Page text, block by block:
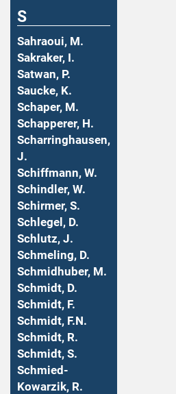
S
Sahraoui, M.
Sakraker, I.
Satwan, P.
Saucke, K.
Schaper, M.
Schapperer, H.
Scharringhausen,
J.
Schiffmann, W.
Schindler, W.
Schirmer, S.
Schlegel, D.
Schlutz, J.
Schmeling, D.
Schmidhuber, M.
Schmidt, D.
Schmidt, F.
Schmidt, F.N.
Schmidt, R.
Schmidt, S.
Schmied-
Kowarzik, R.